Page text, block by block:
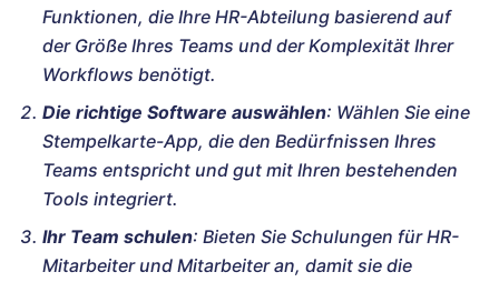
Funktionen, die Ihre HR-Abteilung basierend auf
der Größe Ihres Teams und der Komplexität Ihrer
Workflows benötigt.
Die richtige Software auswählen: Wählen Sie eine
Stempelkarte-App, die den Bedürfnissen Ihres
Teams entspricht und gut mit Ihren bestehenden
Tools integriert.
Ihr Team schulen: Bieten Sie Schulungen für HR-
Mitarbeiter und Mitarbeiter an, damit sie die